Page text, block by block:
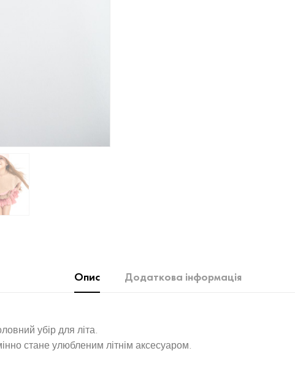
Опис Додаткова інформація
убір для літа.
стане улюбленим літнім аксесуаром.